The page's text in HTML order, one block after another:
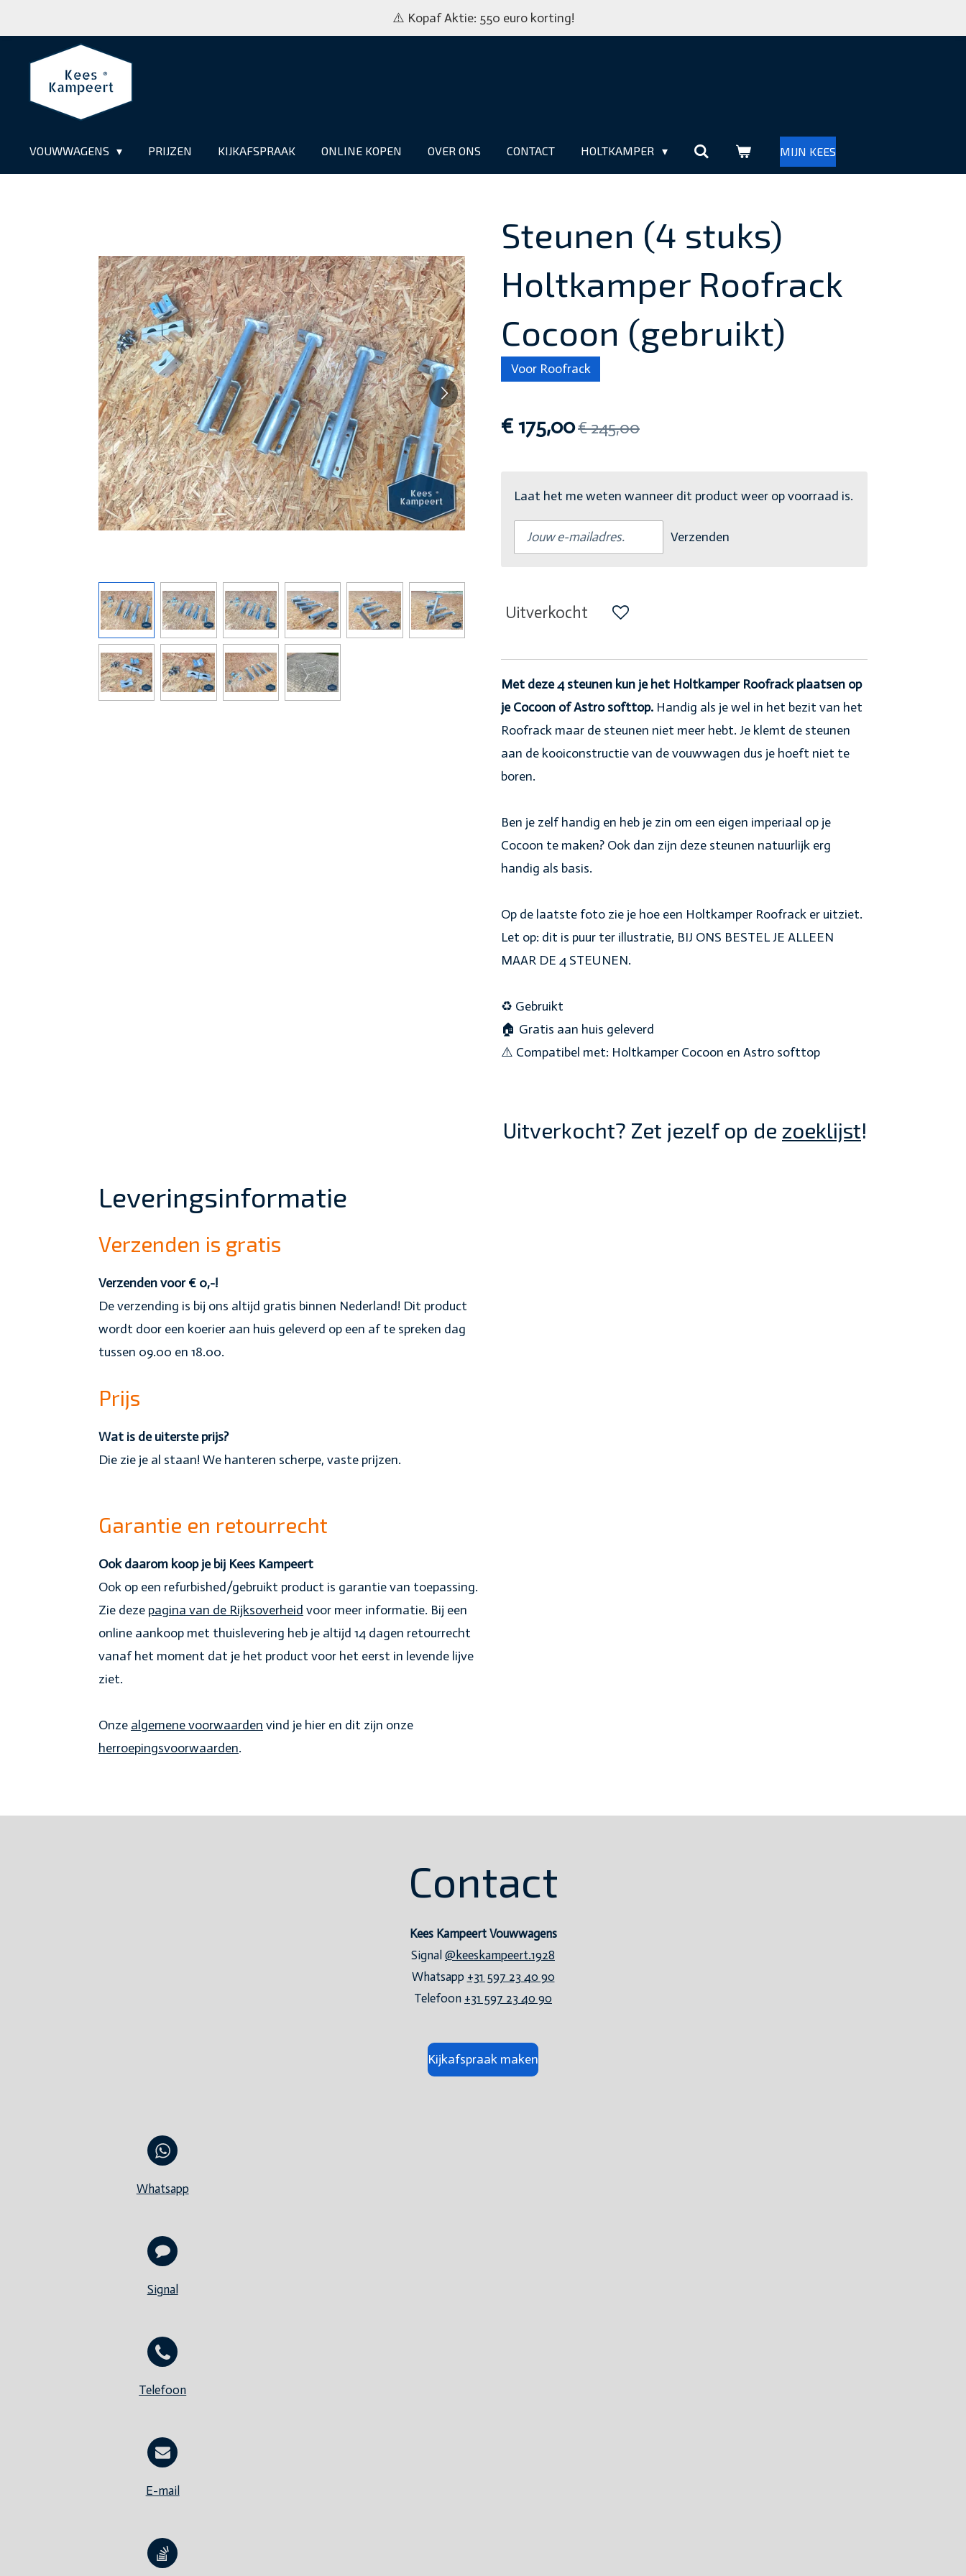
naar
hoofdinhoud
⚠️ Kopaf Aktie: 550 euro korting!
VOUWWAGENS PRIJZEN KIJKAFSPRAAK ONLINE KOPEN OVER ONS CONTACT HOLTKAMPER MIJN KEES
Steunen (4 stuks)
Holtkamper Roofrack
Cocoon (gebruikt)
Voor Roofrack
€ 175,00€ 245,00
Laat het me weten wanneer dit product weer op voorraad is.
Verzenden
Uitverkocht
Met deze 4 steunen kun je het Holtkamper Roofrack plaatsen op
je Cocoon of Astro softtop. Handig als je wel in het bezit van het
Roofrack maar de steunen niet meer hebt. Je klemt de steunen
aan de kooiconstructie van de vouwwagen dus je hoeft niet te
boren.
Ben je zelf handig en heb je zin om een eigen imperiaal op je
Cocoon te maken? Ook dan zijn deze steunen natuurlijk erg
handig als basis.
Op de laatste foto zie je hoe een Holtkamper Roofrack er uitziet.
Let op: dit is puur ter illustratie, BIJ ONS BESTEL JE ALLEEN
MAAR DE 4 STEUNEN.
♻️ Gebruikt
🏠 Gratis aan huis geleverd
⚠️ Compatibel met: Holtkamper Cocoon en Astro softtop
Uitverkocht? Zet jezelf op de zoeklijst!
Leveringsinformatie
Verzenden is gratis
Verzenden voor € 0,-!
De verzending is bij ons altijd gratis binnen Nederland! Dit product
wordt door een koerier aan huis geleverd op een af te spreken dag
tussen 09.00 en 18.00.
Prijs
Wat is de uiterste prijs?
Die zie je al staan! We hanteren scherpe, vaste prijzen.
Garantie en retourrecht
Ook daarom koop je bij Kees Kampeert
Ook op een refurbished/gebruikt product is garantie van toepassing.
Zie deze pagina van de Rijksoverheid voor meer informatie. Bij een
online aankoop met thuislevering heb je altijd 14 dagen retourrecht
vanaf het moment dat je het product voor het eerst in levende lijve
ziet.
Onze algemene voorwaarden vind je hier en dit zijn onze
herroepingsvoorwaarden.
Contact
Kees Kampeert Vouwwagens
Signal @keeskampeert.1928
Whatsapp +31 597 23 40 90
Telefoon +31 597 23 40 90
Kijkafspraak maken
Whatsapp
Signal
Telefoon
E-mail